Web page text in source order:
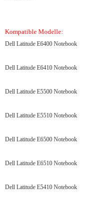
Kompatible Modelle:
Dell Latitude E6400 Notebook
Dell Latitude E6410 Notebook
Dell Latitude E5500 Notebook
Dell Latitude E5510 Notebook
Dell Latitude E6500 Notebook
Dell Latitude E6510 Notebook
Dell Latitude E5410 Notebook